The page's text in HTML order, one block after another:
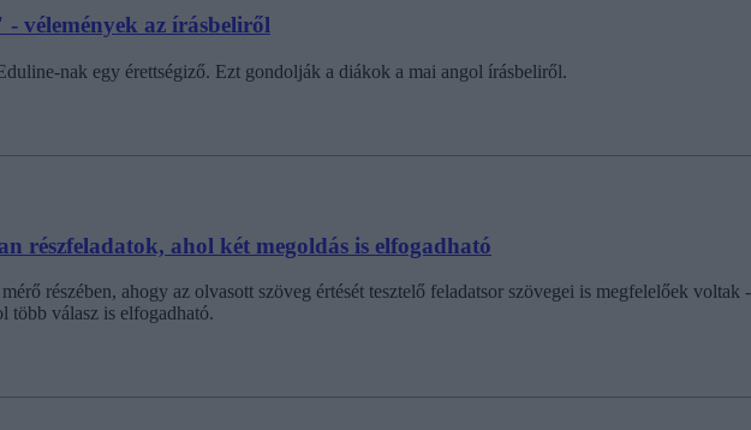
vélemények az írásbeliről
nak egy érettségiző. Ezt gondolják a diákok a mai angol írásbeliről.
részfeladatok, ahol két megoldás is elfogadható
részében, ahogy az olvasott szöveg értését tesztelő feladatsor szövegei is megfelelőek
több válasz is elfogadható.